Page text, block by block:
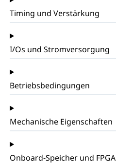
Timing und Verstärkung
I/Os und Stromversorgung
Betriebsbedingungen
Mechanische Eigenschaften
Onboard-Speicher und FPGA